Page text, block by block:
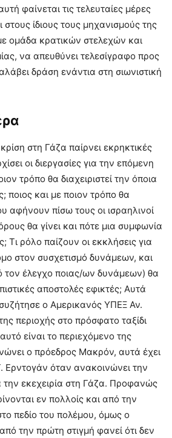
φαίνεται τις τελευταίες μέρες
ίδιους τους μηχανισμούς της
ομάδα κρατικών στελεχών και
να απευθύνει τελεσίγραφο προς
δράση ενάντια στη σιωνιστική
στη Γάζα παίρνει εκρηκτικές
οι διεργασίες για την επόμενη
τρόπο θα διαχειριστεί την όποια
ποιος και με ποιον τρόπο θα
αφήνουν πίσω τους οι ισραηλινοί
θα γίνει και πότε μια συμφωνία
Τι ρόλο παίζουν οι εκκλήσεις για
στον συσχετισμό δυνάμεων, και
τον έλεγχο ποιας/ων δυνάμεων) θα
αποστολές εφικτές; Αυτά
ο Αμερικανός ΥΠΕΞ Αν.
περιοχής στο πρόσφατο ταξίδι
είναι το περιεχόμενο της
ο πρόεδρος Μακρόν, αυτά έχει
Ερντογάν όταν ανακοινώνει την
την εκεχειρία στη Γάζα. Προφανώς
εν πολλοίς και από την
πεδίο του πολέμου, όμως ο
την πρώτη στιγμή φανεί ότι δεν